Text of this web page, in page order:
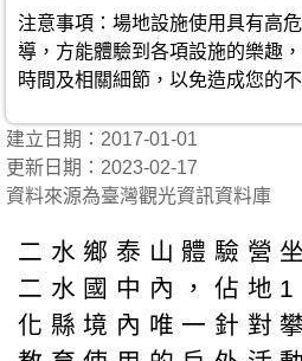
注意事項：場地設施使用具有高
導，方能體驗到各項設施的樂趣
時間及相關細節，以免造成您的不
建立日期：2017-01-01
更新日期：2023-02-17
資料來源為臺灣觀光資訊資料庫
二水鄉泰山體驗營
二水國中內，佔地
化縣境內唯一針對